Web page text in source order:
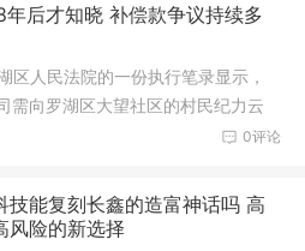
后才知晓 补偿款争议持续多
区人民法院的一份执行笔录显示，
需向罗湖区大望社区的村民纪力云
0评论
技能复刻长鑫的造富神话吗 高
风险的新选择